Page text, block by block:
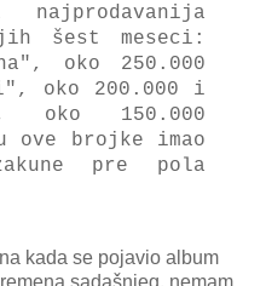
šest meseci:
oko 250.000
oko 200.000 i
oko 150.000
ove brojke imao
pre pola
kada se pojavio album